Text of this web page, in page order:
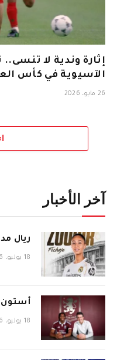
إثارة وندية لا تنسى..
الآسيوية في كأس
26 مايو، 2026
آخر الأخبار
ريال
18 يوليو، 2026
أستون
18 يوليو، 2026